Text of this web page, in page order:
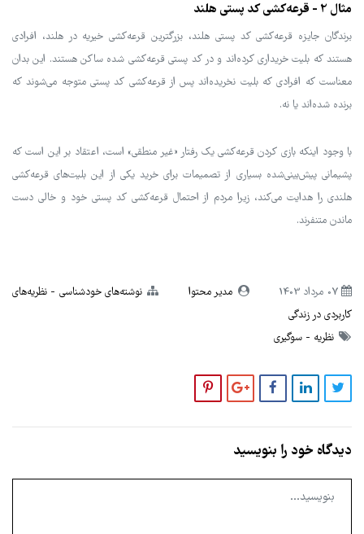
مثال 2 - قرعه‌کشی کد پستی هلند
برندگان جایزه قرعه‌کشی کد پستی هلند، بزرگترین قرعه‌کشی خیریه در هلند، افرادی
هستند که بلیت خریداری کرده‌اند و در کد پستی قرعه‌کشی شده ساکن هستند. این بدان
معناست که افرادی که بلیت نخریده‌اند پس از قرعه‌کشی کد پستی متوجه می‌شوند که
برنده شده‌اند یا نه.
با وجود اینکه بازی کردن قرعه‌کشی یک رفتار «غیر منطقی» است، اعتقاد بر این است که
پشیمانی پیش‌بینی‌شده بسیاری از تصمیمات برای خرید یکی از این بلیت‌های قرعه‌کشی
هلندی را هدایت می‌کند، زیرا مردم از احتمال قرعه‌کشی کد پستی خود و خالی دست
ماندن متنفرند.
07 مرداد 1403 مدیر محتوا نوشته‌های خودشناسی
نظریه‌های
کاربردی در زندگی
نظریه
سوگیری
دیدگاه خود را بنویسید